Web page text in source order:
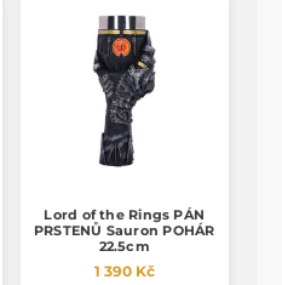
Lord of the Rings PÁN
PRSTENŮ Sauron POHÁR
22.5cm
1 390 Kč